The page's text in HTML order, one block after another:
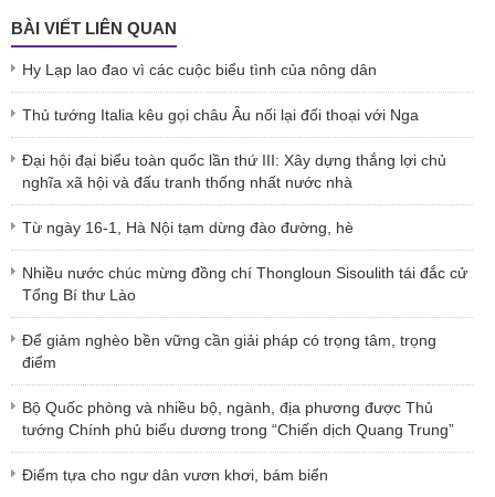
BÀI VIẾT LIÊN QUAN
Hy Lạp lao đao vì các cuộc biểu tình của nông dân
Thủ tướng Italia kêu gọi châu Âu nối lại đối thoại với Nga
Đại hội đại biểu toàn quốc lần thứ III: Xây dựng thắng lợi chủ
nghĩa xã hội và đấu tranh thống nhất nước nhà
Từ ngày 16-1, Hà Nội tạm dừng đào đường, hè
Nhiều nước chúc mừng đồng chí Thongloun Sisoulith tái đắc cử
Tổng Bí thư Lào
Để giảm nghèo bền vững cần giải pháp có trọng tâm, trọng
điểm
Bộ Quốc phòng và nhiều bộ, ngành, địa phương được Thủ
tướng Chính phủ biểu dương trong “Chiến dịch Quang Trung”
Điểm tựa cho ngư dân vươn khơi, bám biển